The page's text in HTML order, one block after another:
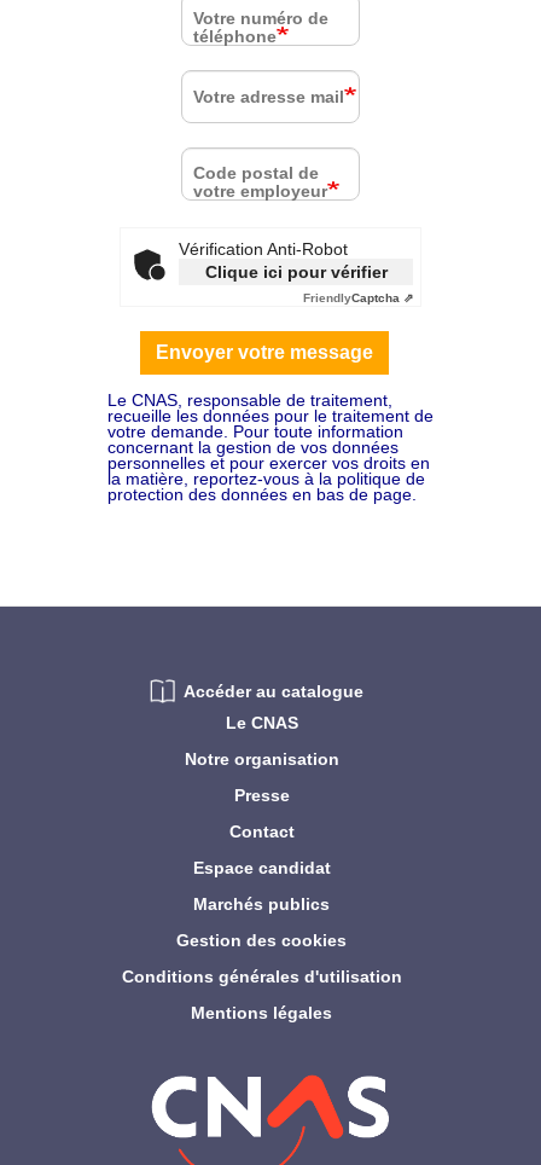
Votre numéro de
téléphone
Votre adresse mail
Code postal de
votre employeur
Vérification Anti-Robot
Clique ici pour vérifier
FriendlyCaptcha ⇗
Envoyer votre message
Le CNAS, responsable de traitement,
recueille les données pour le traitement de
votre demande. Pour toute information
concernant la gestion de vos données
personnelles et pour exercer vos droits en
la matière, reportez-vous à la politique de
protection des données en bas de page.
Le CNAS
Notre organisation
Presse
Contact
Espace candidat
Marchés publics
Gestion des cookies
Conditions générales d'utilisation
Mentions légales
Accéder au catalogue